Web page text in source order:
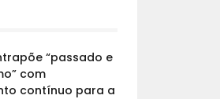
“passado e
com
contínuo para a